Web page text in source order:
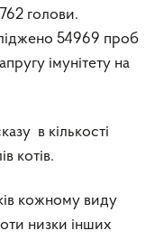
голови.
54969 проб
імунітету на
в кількості
котів.
кожному виду
низки інших